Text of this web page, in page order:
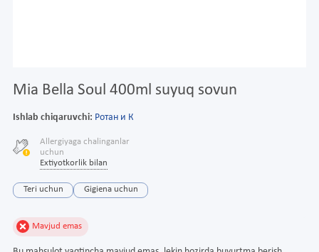
Mia Bella Soul 400ml suyuq sovun
Ishlab chiqaruvchi: Ротан и К
Allergiyaga chalinganlar
uchun
Extiyotkorlik bilan
Teri uchun Gigiena uchun
Mavjud emas